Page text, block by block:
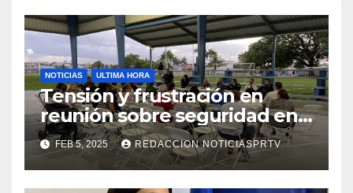
NOTICIAS ULTIMA HORA
Tensión y frustración en
reunión sobre seguridad en
Reparto Metropolitano
FEB 5, 2025 REDACCION NOTICIASPRTV